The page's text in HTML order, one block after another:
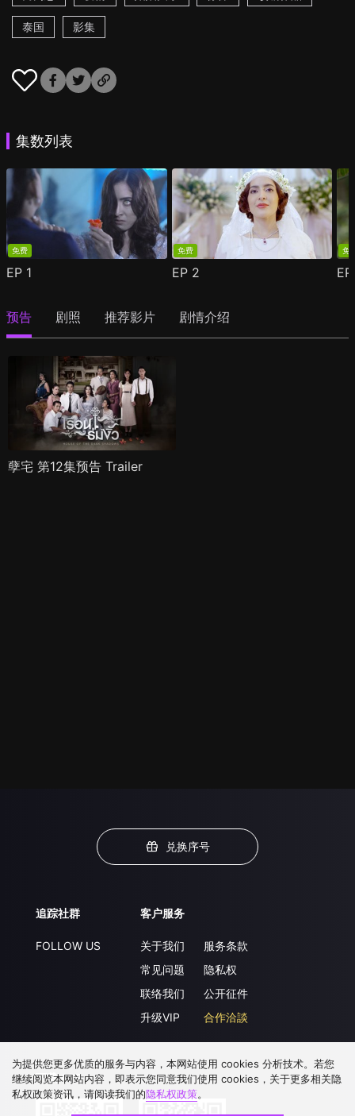
泰国 影集
集数列表
免费
EP 1
免费
EP 2
免
预告 剧照 推荐影片 剧情介绍
孽宅 第12集预告 Trailer
兑换序号
追踪社群
FOLLOW US
客户服务
关于我们
常见问题
联络我们
升级VIP
服务条款
隐私权
公开征件
合作洽談
下载 APP
为提供您更多优质的服务与内容，本网站使用 cookies 分析技术。若您
继续阅览本网站内容，即表示您同意我们使用 cookies，关于更多相关隐
私权政策资讯，请阅读我们的隐私权政策。